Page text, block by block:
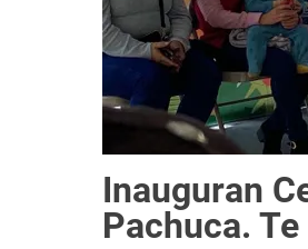
Inauguran
Pachuca.